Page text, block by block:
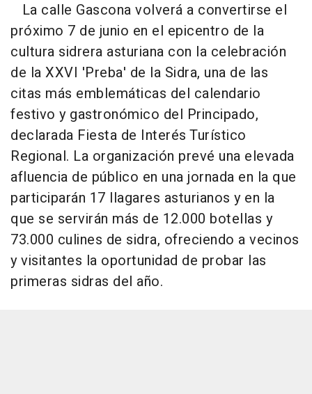
La calle Gascona volverá a convertirse el
próximo 7 de junio en el epicentro de la
cultura sidrera asturiana con la celebración
de la XXVI 'Preba' de la Sidra, una de las
citas más emblemáticas del calendario
festivo y gastronómico del Principado,
declarada Fiesta de Interés Turístico
Regional. La organización prevé una elevada
afluencia de público en una jornada en la que
participarán 17 llagares asturianos y en la
que se servirán más de 12.000 botellas y
73.000 culines de sidra, ofreciendo a vecinos
y visitantes la oportunidad de probar las
primeras sidras del año.